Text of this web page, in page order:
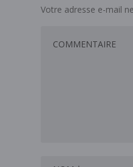
Votre adresse e-mail